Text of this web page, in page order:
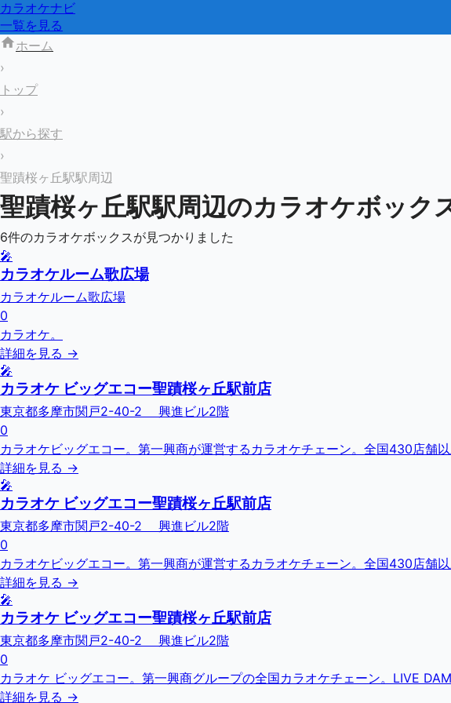
カラオケナビ
一覧を見る
ホーム
›
トップ
›
駅から探す
›
聖蹟桜ヶ丘駅駅周辺
聖蹟桜ヶ丘駅駅周辺のカラオケボック
6件のカラオケボックスが見つかりました
🎤
カラオケルーム歌広場
カラオケルーム歌広場
0
カラオケ。
詳細を見る →
🎤
カラオケ ビッグエコー聖蹟桜ヶ丘駅前店
東京都多摩市関戸2-40-2 興進ビル2階
0
カラオケビッグエコー。第一興商が運営するカラオケチェーン。全国430店舗
詳細を見る →
🎤
カラオケ ビッグエコー聖蹟桜ヶ丘駅前店
東京都多摩市関戸2-40-2 興進ビル2階
0
カラオケビッグエコー。第一興商が運営するカラオケチェーン。全国430店舗
詳細を見る →
🎤
カラオケ ビッグエコー聖蹟桜ヶ丘駅前店
東京都多摩市関戸2-40-2 興進ビル2階
0
カラオケ ビッグエコー。第一興商グループの全国カラオケチェーン。LIVE
詳細を見る →